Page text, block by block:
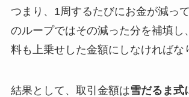
つまり、1周するたびにお金が減っ
のループではその減った分を補填し
料も上乗せした金額にしなければな
結果として、取引金額は雪だるま式